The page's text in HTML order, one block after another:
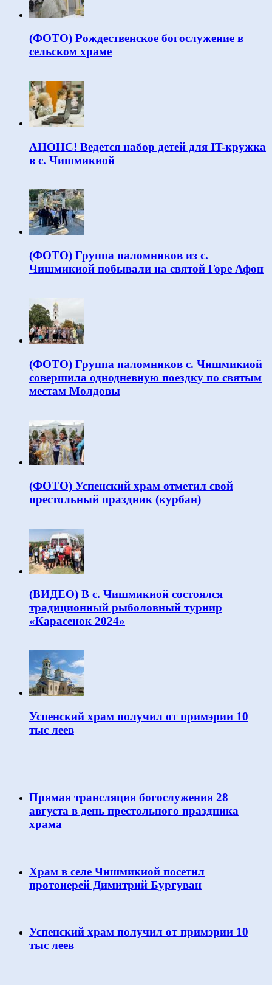
(ФОТО) Рождественское богослужение в
сельском храме
АНОНС! Ведется набор детей для IT-кружка
в с. Чишмикиой
(ФОТО) Группа паломников из с.
Чишмикиой побывали на святой Горе Афон
(ФОТО) Группа паломников с. Чишмикиой
совершила однодневную поездку по святым
местам Молдовы
(ФОТО) Успенский храм отметил свой
престольный праздник (курбан)
(ВИДЕО) В с. Чишмикиой состоялся
традиционный рыболовный турнир
«Карасенок 2024»
Успенский храм получил от примэрии 10
тыс леев
Прямая трансляция богослужения 28
августа в день престольного праздника
храма
Храм в селе Чишмикиой посетил
протоиерей Димитрий Бургуван
Успенский храм получил от примэрии 10
тыс леев